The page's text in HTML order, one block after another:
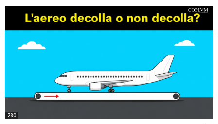
280